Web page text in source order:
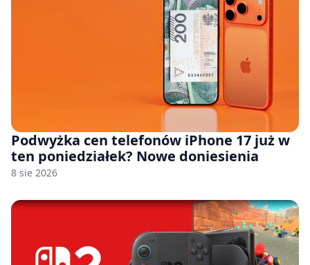
Podwyżka cen telefonów iPhone 17 już w
ten poniedziałek? Nowe doniesienia
8 sie 2026